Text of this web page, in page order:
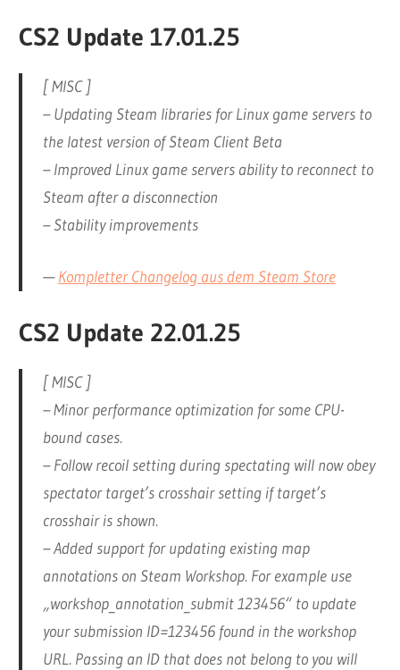
CS2 Update 17.01.25
[ MISC ]
– Updating Steam libraries for Linux game servers to
the latest version of Steam Client Beta
– Improved Linux game servers ability to reconnect to
Steam after a disconnection
– Stability improvements
—Kompletter Changelog aus dem Steam Store
CS2 Update 22.01.25
[ MISC ]
– Minor performance optimization for some CPU-
bound cases.
– Follow recoil setting during spectating will now obey
spectator target’s crosshair setting if target’s
crosshair is shown.
– Added support for updating existing map
annotations on Steam Workshop. For example use
„workshop_annotation_submit 123456“ to update
your submission ID=123456 found in the workshop
URL. Passing an ID that does not belong to you will